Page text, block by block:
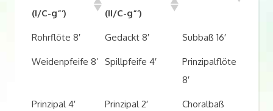
(I/C-g“‘)
(II/C-g“‘)
Rohrflöte 8′ Gedackt 8′ Subbaß 16′
Weidenpfeife 8’ Spillpfeife 4′
Prinzipalflöte
8′
Prinzipal 4′ Prinzipal 2′
Choralbaß